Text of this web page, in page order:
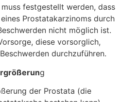
festgestellt werden, dass
Prostatakarzinoms durch
nicht möglich ist.
diese vorsorglich,
durchzuführen.
g
der Prostata (die